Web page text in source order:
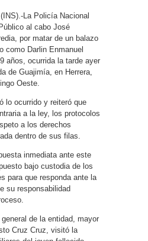
La Policía Nacional
al cabo José
por matar de un balazo
como Darlin Enmanuel
años, ocurrida la tarde ayer
de Guajimía, en Herrera,
Oeste.
lo ocurrido y reiteró que
a la ley, los protocolos
a los derechos
dentro de sus filas.
inmediata ante este
bajo custodia de los
para que responda ante la
su responsabilidad
de la entidad, mayor
Cruz Cruz, visitó la